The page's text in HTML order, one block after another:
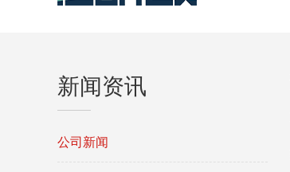
新闻资讯
公司新闻